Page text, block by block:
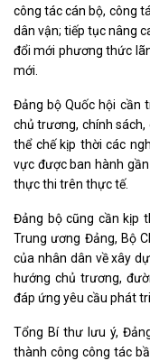
công tác cán bộ, công
dân vận; tiếp tục nâng
đổi mới phương thức
mới.
Đảng bộ Quốc hội cần
chủ trương, chính sách,
thể chế kịp thời các
vực được ban hành
thực thi trên thực tế.
Đảng bộ cũng cần kịp
Trung ương Đảng, Bộ
của nhân dân về xây
hướng chủ trương,
đáp ứng yêu cầu phát
Tổng Bí thư lưu ý,
thành công công tác